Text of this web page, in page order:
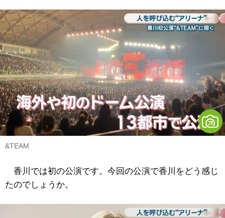
&TEAM
香川では初の公演です。今回の公演で香川をどう感じ
たのでしょうか。